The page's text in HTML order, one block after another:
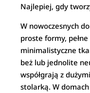
Najlepiej, gdy
W nowoczesnych
proste formy,
minimalistyczne
beż lub jednolite
współgrają z
stolarką. W